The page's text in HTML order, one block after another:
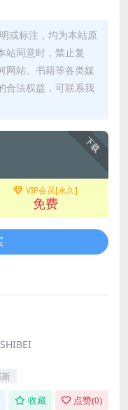
或标注，均为本站原
站同意时，禁止复
网站、书籍等各类媒
合法权益，可联系我
下载
VIP会员[永久]
免费
斯
收藏 点赞(0)